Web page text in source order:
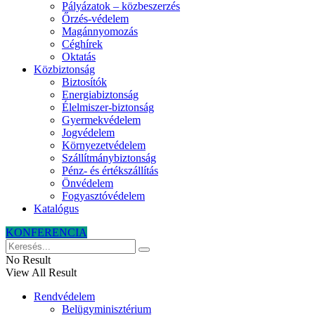
Pályázatok – közbeszerzés
Őrzés-védelem
Magánnyomozás
Céghírek
Oktatás
Közbiztonság
Biztosítók
Energiabiztonság
Élelmiszer-biztonság
Gyermekvédelem
Jogvédelem
Környezetvédelem
Szállítmánybiztonság
Pénz- és értékszállítás
Önvédelem
Fogyasztóvédelem
Katalógus
KONFERENCIA
No Result
View All Result
Rendvédelem
Belügyminisztérium